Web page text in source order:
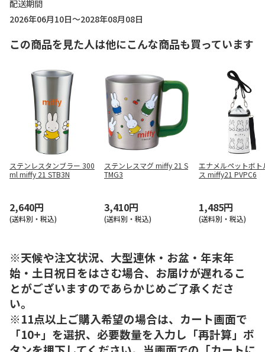
配送期間
2026年06月10日～2028年08月08日
この商品を見た人は他にこんな商品も買っています
ステンレスタンブラー 300
ml miffy 21 STB3N
2,640円
(送料別・税込)
ステンレスマグ miffy 21 S
TMG3
3,410円
(送料別・税込)
エナメルペットボト
ス miffy21 PVPC6
1,485円
(送料別・税込)
※天候や注文状況、大型連休・お盆・年末年
始・土日祝日をはさむ場合、お届けが遅れるこ
とがございますのであらかじめご了承くださ
い。
※11点以上ご購入希望の場合は、カート画面で
「10+」を選択、必要数量を入力し「再計算」ボ